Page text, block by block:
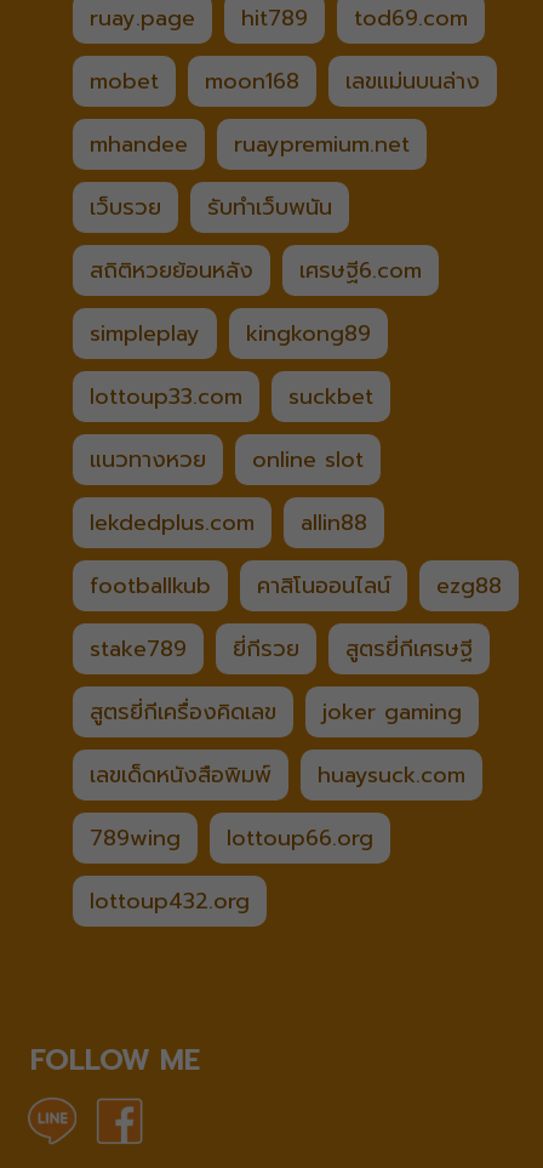
ruay.page
hit789
tod69.com
mobet
moon168
เลขแม่นบนล่าง
mhandee
ruaypremium.net
เว็บรวย
รับทำเว็บพนัน
สถิติหวยย้อนหลัง
เศรษฐี6.com
simpleplay
kingkong89
lottoup33.com
suckbet
แนวทางหวย
online slot
lekdedplus.com
allin88
footballkub
คาสิโนออนไลน์
ezg88
stake789
ยี่กีรวย
สูตรยี่กีเศรษฐี
สูตรยี่กีเครื่องคิดเลข
joker gaming
เลขเด็ดหนังสือพิมพ์
huaysuck.com
789wing
lottoup66.org
lottoup432.org
FOLLOW ME